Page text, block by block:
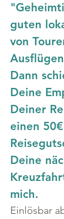
guten
von
Dann
Deine
Deiner
einen 50€
Deine
mich.
Einlösbar